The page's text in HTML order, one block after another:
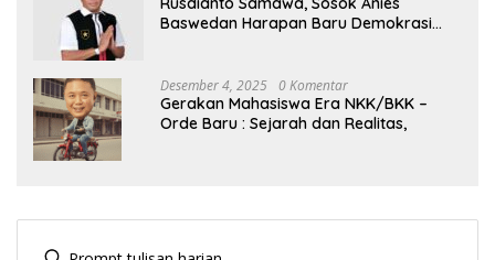
Baswedan Harapan Baru Demokrasi
Desember 4, 2025 0 Komentar
Gerakan Mahasiswa Era NKK/BKK –
Orde Baru : Sejarah dan Realitas,